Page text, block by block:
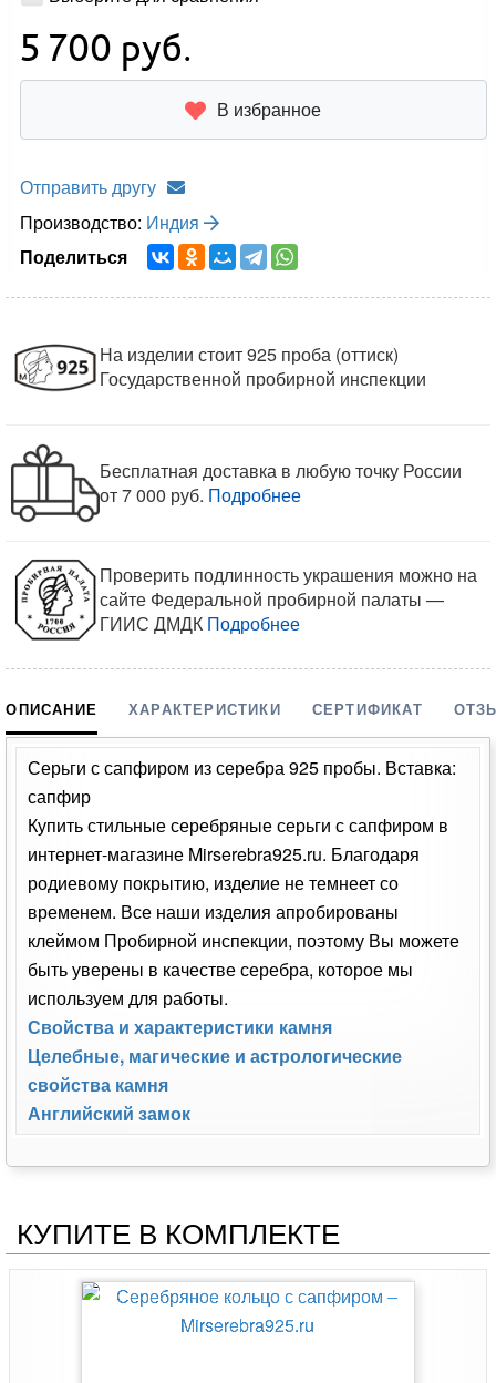
5 700 руб.
В избранное
Отправить другу
Производство: Индия
Поделиться
На изделии стоит 925 проба (оттиск)
Государственной пробирной инспекции
Бесплатная доставка в любую точку России
от 7 000 руб. Подробнее
Проверить подлинность украшения можно на
сайте Федеральной пробирной палаты —
ГИИС ДМДК Подробнее
ОПИСАНИЕ ХАРАКТЕРИСТИКИ СЕРТИФИКАТ
Серьги с сапфиром из серебра 925 пробы. Вставка:
сапфир
Купить стильные серебряные серьги с сапфиром в
интернет-магазине Mirserebra925.ru. Благодаря
родиевому покрытию, изделие не темнеет со
временем. Все наши изделия апробированы
клеймом Пробирной инспекции, поэтому Вы можете
быть уверены в качестве серебра, которое мы
используем для работы.
Свойства и характеристики камня
Целебные, магические и астрологические
свойства камня
Английский замок
КУПИТЕ В КОМПЛЕКТЕ